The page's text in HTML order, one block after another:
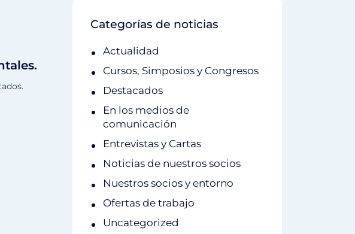
Categorías de noticias
Actualidad
Cursos, Simposios y Congresos
Destacados
En los medios de
comunicación
Entrevistas y Cartas
Noticias de nuestros socios
Nuestros socios y entorno
Ofertas de trabajo
Uncategorized